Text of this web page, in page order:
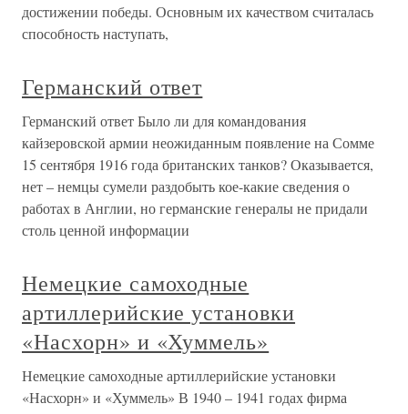
достижении победы. Основным их качеством считалась
способность наступать,
Германский ответ
Германский ответ Было ли для командования
кайзеровской армии неожиданным появление на Сомме
15 сентября 1916 года британских танков? Оказывается,
нет – немцы сумели раздобыть кое-какие сведения о
работах в Англии, но германские генералы не придали
столь ценной информации
Немецкие самоходные
артиллерийские установки
«Насхорн» и «Хуммель»
Немецкие самоходные артиллерийские установки
«Насхорн» и «Хуммель» В 1940 – 1941 годах фирма